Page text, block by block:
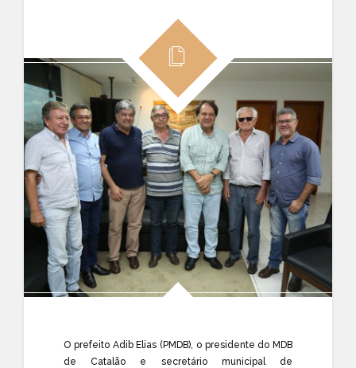
O prefeito Adib Elias (PMDB), o presidente do MDB
de Catalão e secretário municipal de